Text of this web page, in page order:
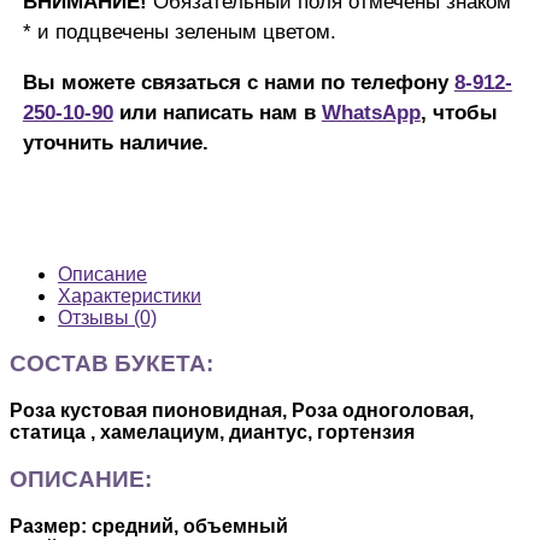
* и подцвечены зеленым цветом.
Вы можете связаться с нами по телефону 8-912-
250-10-90или написать нам в WhatsApp, чтобы
уточнить наличие.
Описание
Характеристики
Отзывы (0)
СОСТАВ БУКЕТА:
Роза кустовая пионовидная, Роза одноголовая,
статица , хамелациум, диантус, гортензия
ОПИСАНИЕ:
Размер: средний, объемный